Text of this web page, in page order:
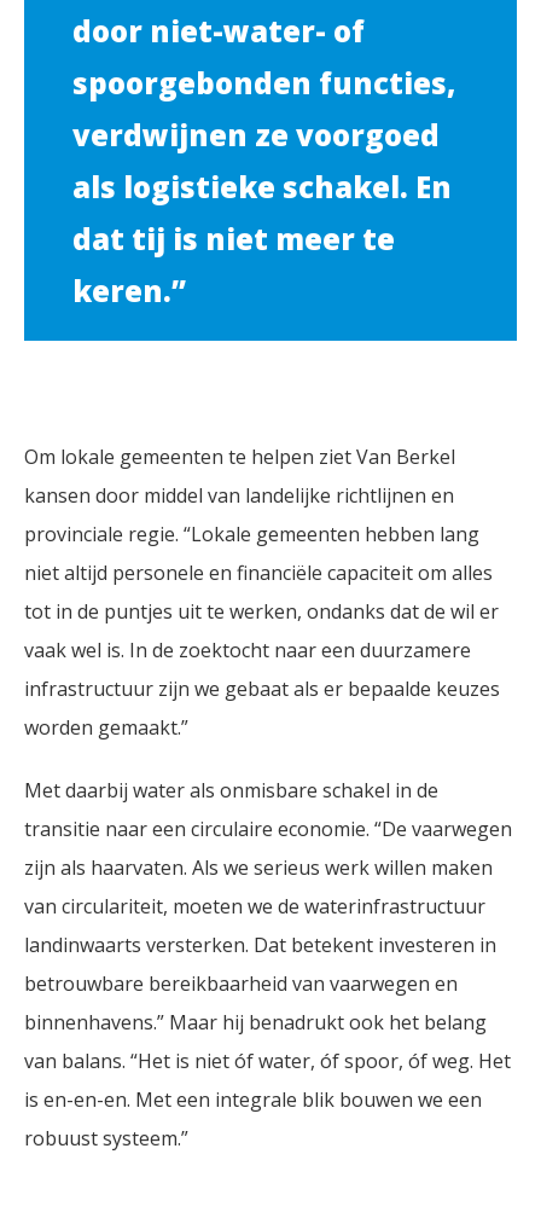
door niet-water- of
spoorgebonden functies,
verdwijnen ze voorgoed
als logistieke schakel. En
dat tij is niet meer te
keren.”
Om lokale gemeenten te helpen ziet Van Berkel
kansen door middel van landelijke richtlijnen en
provinciale regie. “Lokale gemeenten hebben lang
niet altijd personele en financiële capaciteit om alles
tot in de puntjes uit te werken, ondanks dat de wil er
vaak wel is. In de zoektocht naar een duurzamere
infrastructuur zijn we gebaat als er bepaalde keuzes
worden gemaakt.”
Met daarbij water als onmisbare schakel in de
transitie naar een circulaire economie. “De vaarwegen
zijn als haarvaten. Als we serieus werk willen maken
van circulariteit, moeten we de waterinfrastructuur
landinwaarts versterken. Dat betekent investeren in
betrouwbare bereikbaarheid van vaarwegen en
binnenhavens.” Maar hij benadrukt ook het belang
van balans. “Het is niet óf water, óf spoor, óf weg. Het
is en-en-en. Met een integrale blik bouwen we een
robuust systeem.”